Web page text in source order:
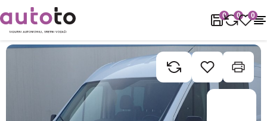
0 0 0
Naslovnica Rabljena vozila Ford Transit 2.0